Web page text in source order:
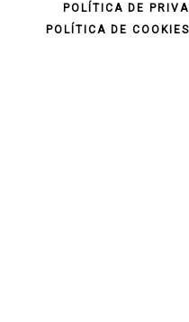
POLÍTICA DE
POLÍTICA DE COOKIES